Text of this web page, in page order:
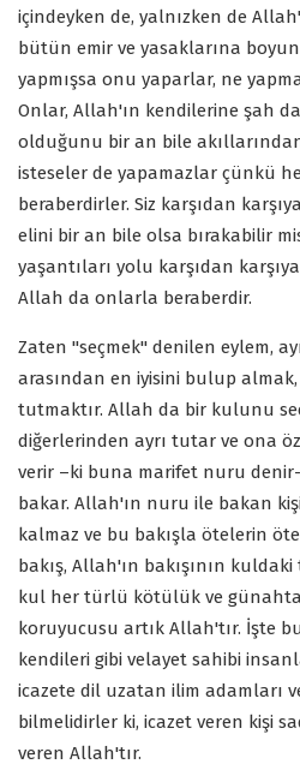
içindeyken de, yalnızken de
bütün emir ve yasaklarına
yapmışsa onu yaparlar, ne
Onlar, Allah'ın kendilerine şah
olduğunu bir an bile
isteseler de yapamazlar çünkü
beraberdirler. Siz karşıdan
elini bir an bile olsa bırakabilir
yaşantıları yolu karşıdan
Allah da onlarla beraberdir.
Zaten "seçmek" denilen eylem,
arasından en iyisini bulup
tutmaktır. Allah da bir kulunu
diğerlerinden ayrı tutar ve ona
verir –ki buna marifet nuru
bakar. Allah'ın nuru ile bakan
kalmaz ve bu bakışla ötelerin
bakış, Allah'ın bakışının
kul her türlü kötülük ve
koruyucusu artık Allah'tır. İşte
kendileri gibi velayet sahibi
icazete dil uzatan ilim adamları
bilmelidirler ki, icazet veren kişi
veren Allah'tır.